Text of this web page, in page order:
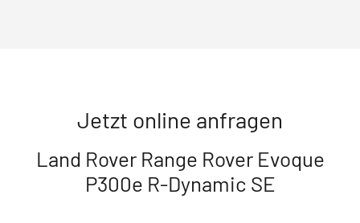
Jetzt online anfragen
Land Rover Range Rover Evoque
P300e R-Dynamic SE